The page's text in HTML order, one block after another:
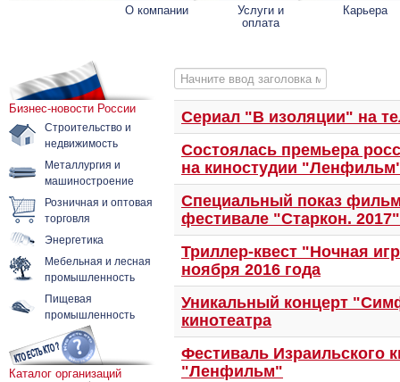
О компании Услуги и
оплата
Карьера
Бизнес-новости России
Строительство и
недвижимость
Металлургия и
машиностроение
Розничная и оптовая
торговля
Энергетика
Мебельная и лесная
промышленность
Пищевая
промышленность
Каталог организаций
Начните ввод заголовка метки
Сериал "В изоляции" на
Состоялась премьера
на киностудии
Специальный показ
фестивале "Старкон. 2017"
Триллер-квест "Ночная
ноября 2016 года
Уникальный концерт
кинотеатра
Фестиваль Израильского
"Ленфильм"